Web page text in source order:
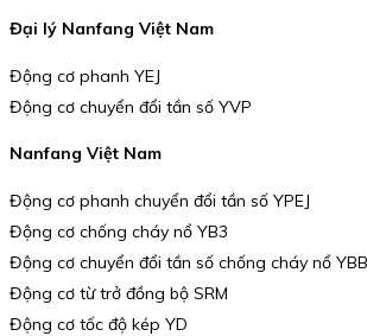
Đại lý Nanfang Việt Nam
Động cơ phanh YEJ
Động cơ chuyển đổi tần số YVP
Nanfang Việt Nam
Động cơ phanh chuyển đổi tần số YPEJ
Động cơ chống cháy nổ YB3
Động cơ chuyển đổi tần số chống cháy nổ
Động cơ từ trở đồng bộ SRM
Động cơ tốc độ kép YD